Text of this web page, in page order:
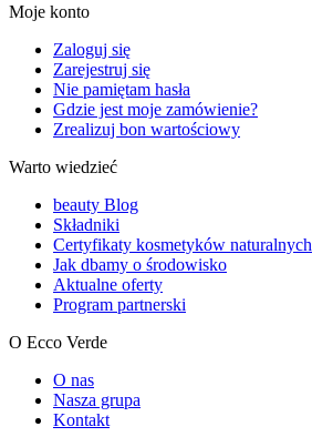
Moje konto
Zaloguj się
Zarejestruj się
Nie pamiętam hasła
Gdzie jest moje zamówienie?
Zrealizuj bon wartościowy
Warto wiedzieć
beauty Blog
Składniki
Certyfikaty kosmetyków naturalnych
Jak dbamy o środowisko
Aktualne oferty
Program partnerski
O Ecco Verde
O nas
Nasza grupa
Kontakt